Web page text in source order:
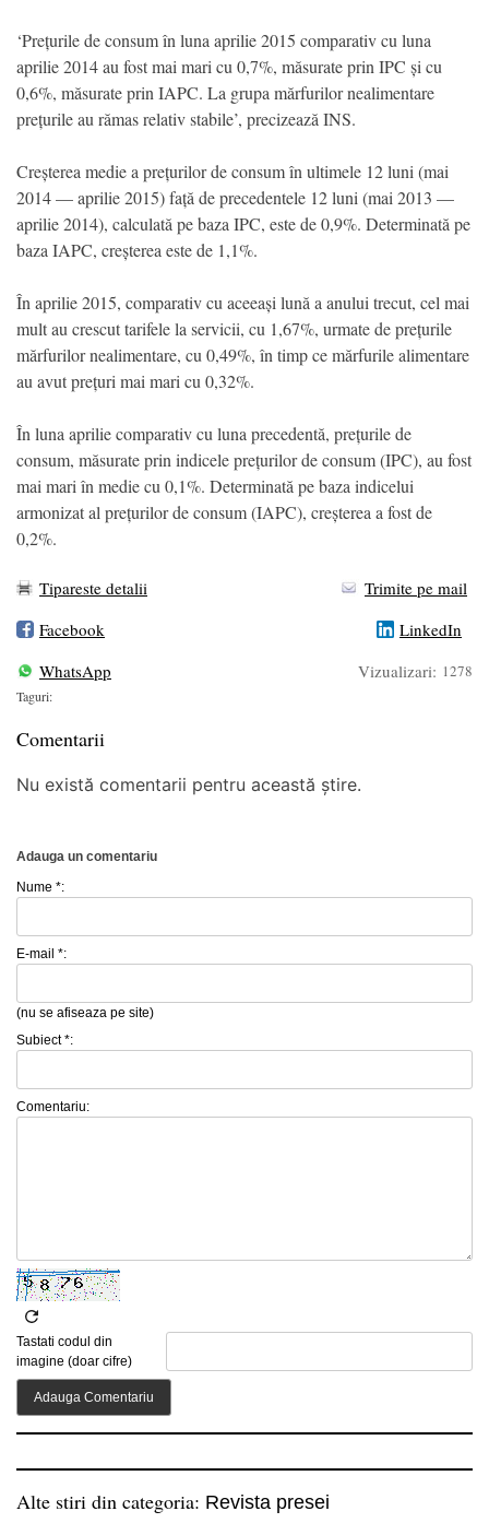
‘Prețurile de consum în luna aprilie 2015 comparativ cu luna
aprilie 2014 au fost mai mari cu 0,7%, măsurate prin IPC și cu
0,6%, măsurate prin IAPC. La grupa mărfurilor nealimentare
prețurile au rămas relativ stabile’, precizează INS.
Creșterea medie a prețurilor de consum în ultimele 12 luni (mai
2014 — aprilie 2015) față de precedentele 12 luni (mai 2013 —
aprilie 2014), calculată pe baza IPC, este de 0,9%. Determinată pe
baza IAPC, creșterea este de 1,1%.
În aprilie 2015, comparativ cu aceeași lună a anului trecut, cel mai
mult au crescut tarifele la servicii, cu 1,67%, urmate de prețurile
mărfurilor nealimentare, cu 0,49%, în timp ce mărfurile alimentare
au avut prețuri mai mari cu 0,32%.
În luna aprilie comparativ cu luna precedentă, prețurile de
consum, măsurate prin indicele prețurilor de consum (IPC), au fost
mai mari în medie cu 0,1%. Determinată pe baza indicelui
armonizat al prețurilor de consum (IAPC), creșterea a fost de
0,2%.
Tipareste detalii
Trimite pe mail
Facebook
LinkedIn
WhatsApp
Vizualizari: 1278
Taguri:
Comentarii
Nu există comentarii pentru această știre.
Adauga un comentariu
Nume *:
E-mail *:
(nu se afiseaza pe site)
Subiect *:
Comentariu:
Tastati codul din
imagine (doar cifre)
Alte stiri din categoria: Revista presei